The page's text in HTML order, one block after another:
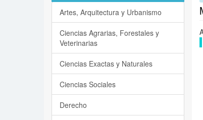
Artes, Arquitectura y Urbanismo
Ciencias Agrarias, Forestales y
Veterinarias
Ciencias Exactas y Naturales
Ciencias Sociales
Derecho